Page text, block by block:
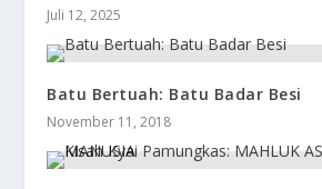
Juli 12, 2025
Batu Bertuah: Batu Badar Besi
November 11, 2018